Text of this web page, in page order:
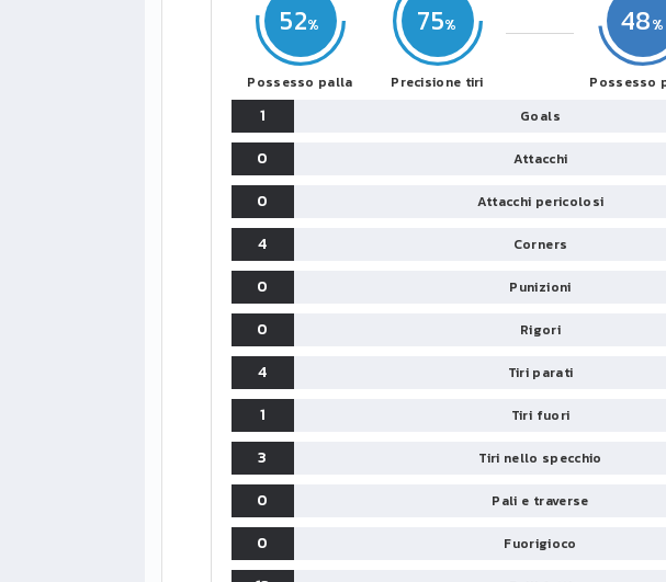
52
Possesso palla
75
Precisione tiri
48
Possesso
1 Goals
0
Attacchi
0
Attacchi pericolosi
4
Corners
0
Punizioni
0
Rigori
4
Tiri parati
1
Tiri fuori
3
Tiri nello specchio
0
Pali e traverse
0
Fuorigioco